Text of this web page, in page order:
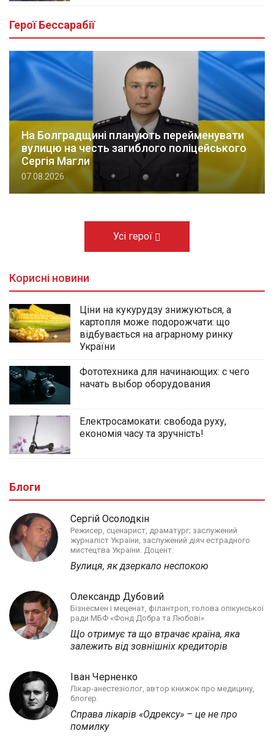
Герої Бессарабії
На Болградщині планують перейменувати
вулицю на честь загиблого поліцейського
Сергія Магли
07.08.2026
Усі герої
Корисні новини
Ціни на кукурудзу знижуються, а
картопля може подорожчати: що
відбувається на аграрному ринку
України
Фототехника для начинающих: с чего
начать выбор оборудования
Електросамокати: свобода руху,
економія часу та зручність!
Блоги
Сергій Осолодкін
Режисер, сценарист, драматург; заслужений
журналіст України, заслужений діяч естрадного
мистецтва України. Доцент.
Вулиця, як дзеркало неспокою
Олександр Дубовий
Бізнесмен і меценат, філантроп, голова опікунської
ради МБФ «Фонд Добра та Любові»
Що отримує та що втрачає країна, яка
залежить від зовнішніх кредиторів
Іван Черненко
Лікар-анестезіолог, автор книжок про медицину,
блогер.
Справа лікарів «Одрексу» – це не про
помилку